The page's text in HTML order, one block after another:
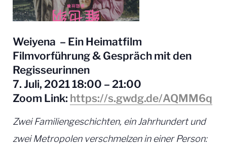
Weiyena – Ein Heimatfilm
Filmvorführung & Gespräch mit den
Regisseurinnen
7. Juli, 2021 18:00 – 21:00
Zoom Link: https://s.gwdg.de/AQMM6q
Zwei Familiengeschichten, ein Jahrhundert und
zwei Metropolen verschmelzen in einer Person: